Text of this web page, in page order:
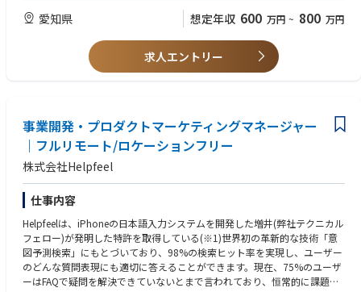
2.TOWINGの第二の柱を構築
開発に裁量大きく取り組めます。
4. 経営と直結した自由度の高い事業創出環境
本ポジションは、CSO簗田・GM山田と並走しながら事業を構想・推進
できる環境です。
フットワーク軽く構想から実装までを一気通貫で動かせる裁量があり、
「ルールが整ってから動く」のではなく「ルールごと創っていく」ダイナ
ミズムを体感できます。
◉歓迎スキル
・海外事業やクロスボーダー案件の推進経験
・地方創生・農業・環境・食・インフラなど社会課題領域での実務経験
・自治体・省庁・補助金等に関する実務経験
・スタートアップまたは事業の0→1/1→10フェーズでの推進経験
◉求める人物像
・正解のないテーマに対して、仮説を構築し、スピード感を持って事業化
まで推進できる方
・社会課題への高い感度とビジネス視点の両立に関心を持ち、持続可能な
事業の構築に取り組みたい方
・文化や立場の異なる多様な関係者と合意形成を図りながら、プロジェク
トを前に進められる方
愛知県 想定年収 600 万円 ~ 800 万円
求人エントリー
事業開発・プロダクトマーケティングマネージャー
｜フルリモート/ロケーションフリー
株式会社Helpfeel
仕事内容
Helpfeelは、iPhoneの日本語入力システムを開発した増井(弊社テクニカル
フェロー)が発明した特許を取得している(※1)世界初の革新的な技術「意
図予測検索」にもとづいており、98%の検索ヒット率を実現し、ユーザー
のどんな質問表現にも適切に答えることができます。現在、75%のユーザ
ーはFAQで疑問を解決できていないとまで言われており、恒常的に課題を